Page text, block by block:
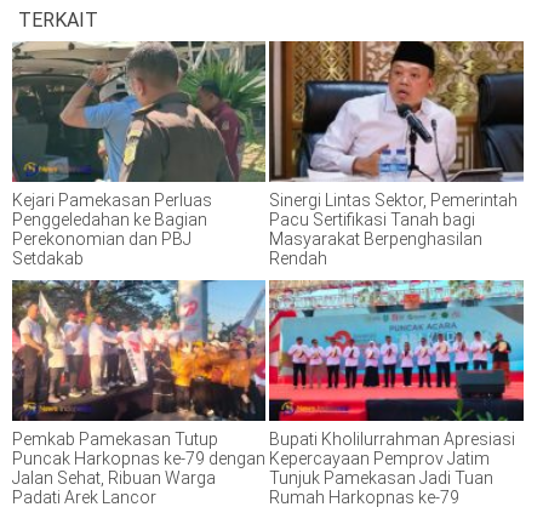
TERKAIT
Kejari Pamekasan Perluas
Penggeledahan ke Bagian
Perekonomian dan PBJ
Setdakab
Sinergi Lintas Sektor, Pemerintah
Pacu Sertifikasi Tanah bagi
Masyarakat Berpenghasilan
Rendah
Pemkab Pamekasan Tutup
Puncak Harkopnas ke-79 dengan
Jalan Sehat, Ribuan Warga
Padati Arek Lancor
Bupati Kholilurrahman Apresiasi
Kepercayaan Pemprov Jatim
Tunjuk Pamekasan Jadi Tuan
Rumah Harkopnas ke-79